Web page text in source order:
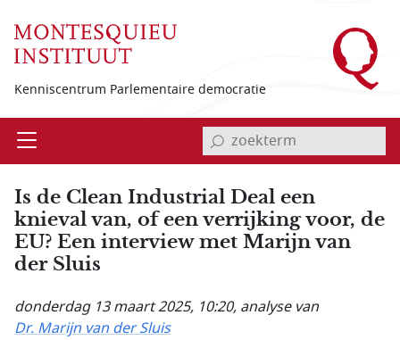
Kenniscentrum Parlementaire democratie
Open invoerveld zoekterm
Is de Clean Industrial Deal een
knieval van, of een verrijking voor, de
EU? Een interview met Marijn van
der Sluis
donderdag 13 maart 2025, 10:20, analyse van
Dr. Marijn van der Sluis